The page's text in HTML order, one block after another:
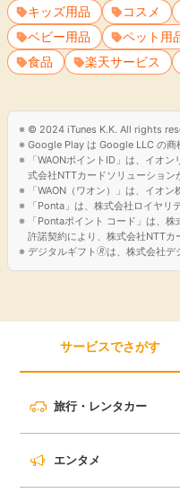
キッズ用品 コスメ
ベビー用品
ペット用
食品
楽天サービス
© 2024 iTunes K.K. All rights
Google Play は Google LLC の商
「WAONポイントID」は、イオ
式会社NTTカードソリューション
「WAON（ワオン）」は、イオン
「Ponta」は、株式会社ロイヤリ
「Pontaポイント コード」は、
許諾契約により、株式会社NTTカ
デジタルギフト🄬は、株式会社デ
サービスでさがす
旅行・レンタカー
エンタメ